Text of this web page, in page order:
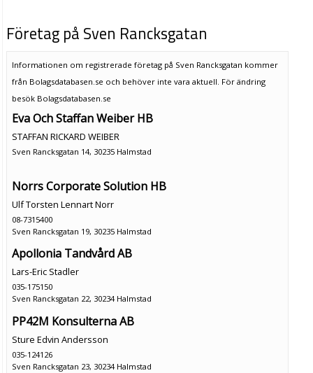
Företag på Sven Rancksgatan
Informationen om registrerade företag på Sven Rancksgatan kommer
från Bolagsdatabasen.se och behöver inte vara aktuell. För ändring
besök Bolagsdatabasen.se
Eva Och Staffan Weiber HB
STAFFAN RICKARD WEIBER
Sven Rancksgatan 14, 30235 Halmstad
Norrs Corporate Solution HB
Ulf Torsten Lennart Norr
08-7315400
Sven Rancksgatan 19, 30235 Halmstad
Apollonia Tandvård AB
Lars-Eric Stadler
035-175150
Sven Rancksgatan 22, 30234 Halmstad
PP42M Konsulterna AB
Sture Edvin Andersson
035-124126
Sven Rancksgatan 23, 30234 Halmstad